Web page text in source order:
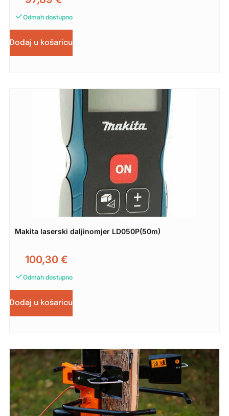
Odmah dostupno
Dodaj u košaricu
Makita laserski daljinomjer LD050P(50m)
100,30 €
Odmah dostupno
Dodaj u košaricu